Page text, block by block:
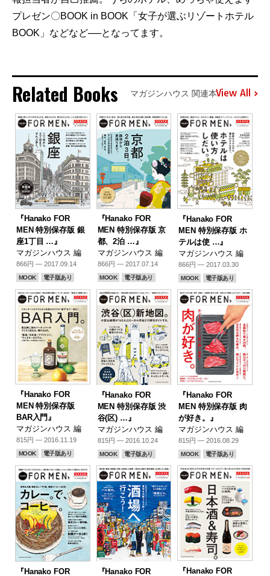
プレゼン〇BOOK in BOOK「女子が選ぶリゾートホテル
BOOK」などなど──となってます。
Related Books マガジンハウス 関連本View All
『Hanako FOR
MEN 特別保存版 銀
座1丁目 …』
マガジンハウス 編
866円 — 2017.09.14
MOOK 電子版あり
『Hanako FOR
MEN 特別保存版 京
都、2泊 …』
マガジンハウス 編
866円 — 2017.07.14
MOOK 電子版あり
『Hanako FOR
MEN 特別保存版 ホ
テルは使 …』
マガジンハウス 編
866円 — 2017.03.30
MOOK 電子版あり
『Hanako FOR
MEN 特別保存版
BAR入門』
マガジンハウス 編
815円 — 2016.11.19
MOOK 電子版あり
『Hanako FOR
MEN 特別保存版 渋
谷(区) …』
マガジンハウス 編
815円 — 2016.10.24
MOOK 電子版あり
『Hanako FOR
MEN 特別保存版 肉
が好き。』
マガジンハウス 編
815円 — 2016.08.29
MOOK 電子版あり
『Hanako FOR 『Hanako FOR 『Hanako FOR